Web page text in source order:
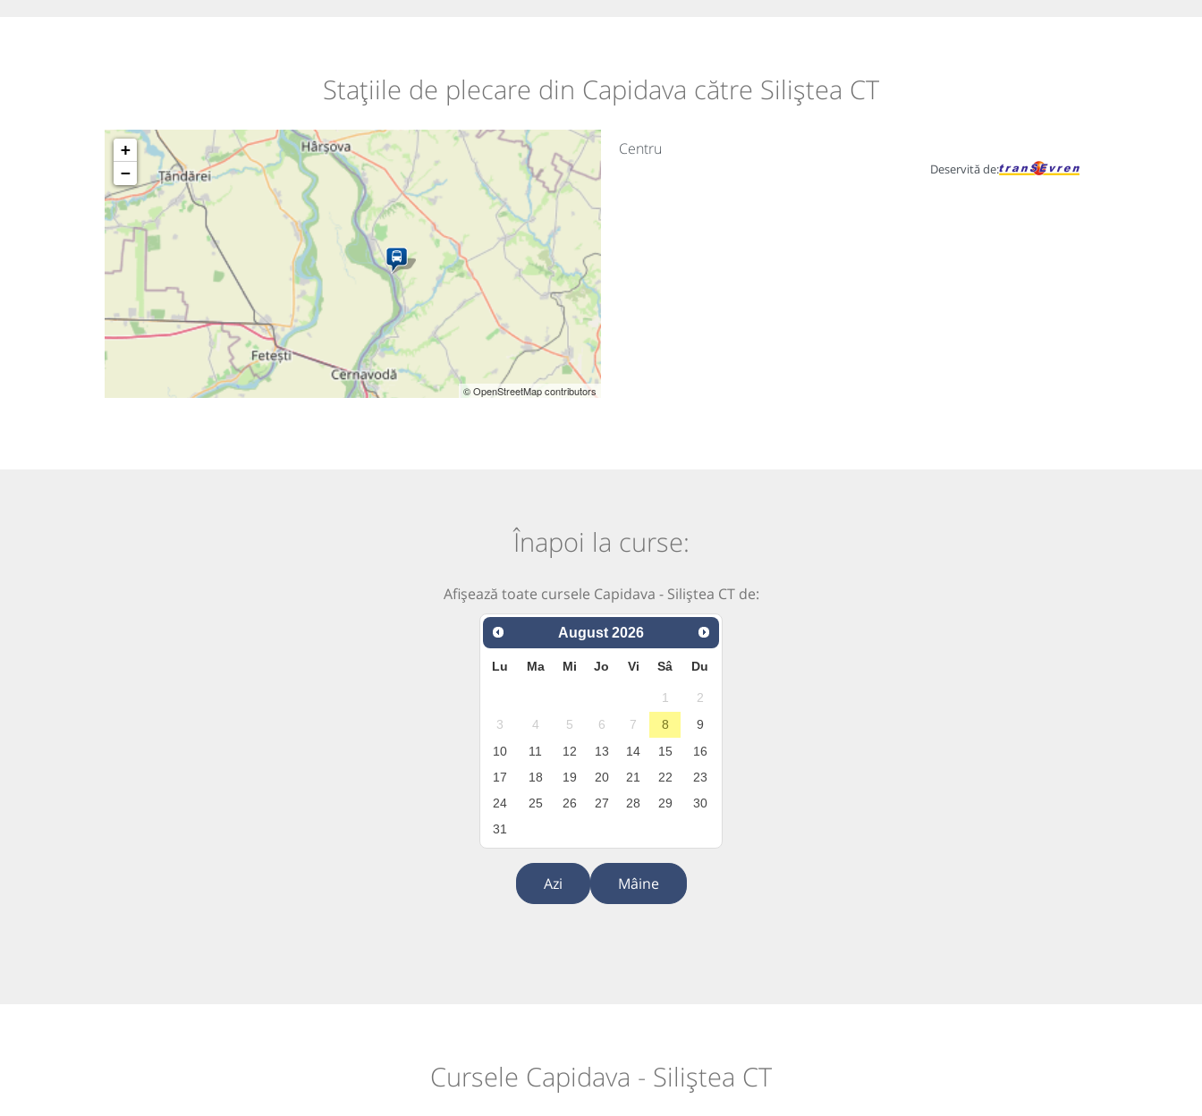
Stațiile de plecare din Capidava către Siliștea CT
+
−
© OpenStreetMap contributors
Centru
Deservită de:
Înapoi la curse:
Afișează toate cursele Capidava - Siliștea CT de:
August 2026
Lu Ma Mi Jo Vi Sâ Du
1
2
3
4 5 6 7 8
9
10
11 12 13 14 15
16
17
18 19 20 21 22
23
24
25 26 27 28 29
30
31
Azi Mâine
Cursele Capidava - Siliștea CT